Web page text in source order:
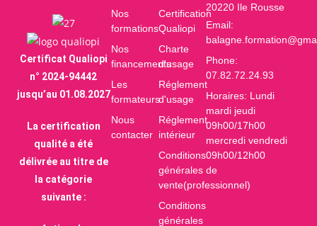
Certificat Qualiopi
n° 2024-94442
jusqu’au 01.08.2027
La certification
qualité a été
délivrée au titre de
la catégorie
suivante :
Certification
Qualiopi
Charte
d'usage
Réglement
d'usage
Réglement
intérieur
Conditions
générales de
vente(professionnel)
Conditions
générales
Nos
formations
Nos
financements
Les
formateurs
Nous
contacter
20220 Ile Rousse
Email:
Phone:
07.82.72.24.93
Horaires: Lundi
mardi jeudi
09h00/17h00
mercredi vendredi
09h00/12h00